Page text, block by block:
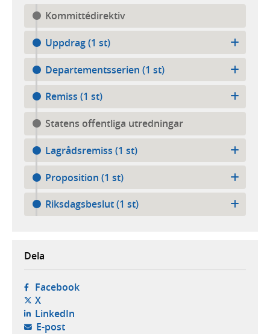
Kommittédirektiv
Uppdrag (1 st)
Departementsserien (1 st)
Remiss (1 st)
Statens offentliga utredningar
Lagrådsremiss (1 st)
Proposition (1 st)
Riksdagsbeslut (1 st)
Dela
Facebook- öppnas i ny flik, extern webbplats,
X- öppnas i ny flik, extern webbplats,
LinkedIn- öppnas i ny flik, extern webbplats,
E-post- öppnar din e-postklient,